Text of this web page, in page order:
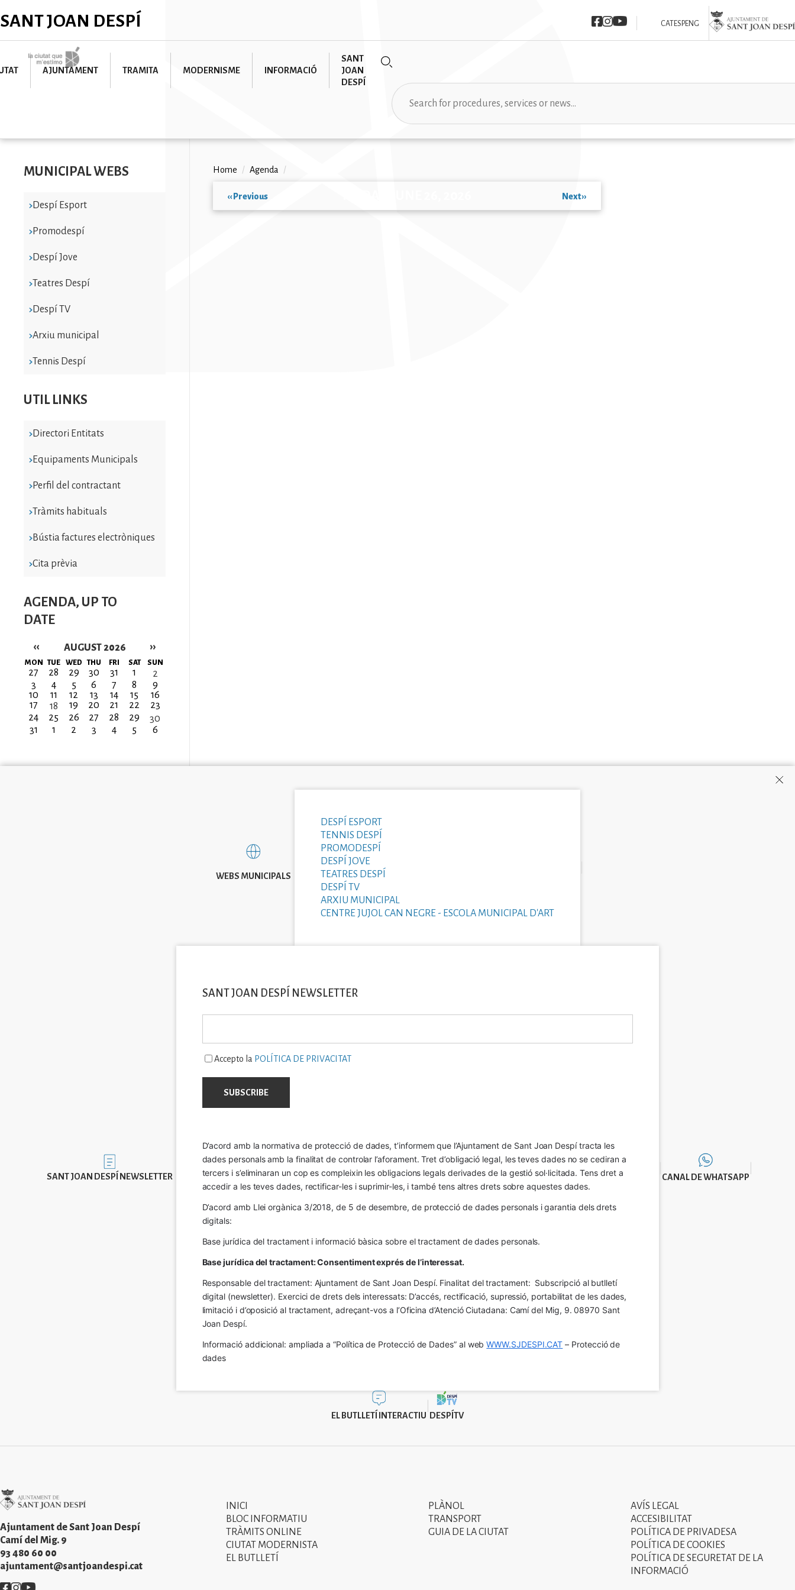
to
SANT JOAN DESPÍ Imatge
Imatge
Imatge CAT ESPENG
Imatge
Imatge
AJUNTAMENT TRAMITA MODERNISME INFORMACIÓ
SANT
JOAN
DESPÍ
Search
MUNICIPAL WEBS
Despí Esport
Promodespí
Despí Jove
Teatres Despí
Despí TV
Arxiu municipal
Tennis Despí
UTIL LINKS
Directori Entitats
Equipaments Municipals
Perfil del contractant
Tràmits habituals
Bústia factures electròniques
Cita prèvia
AGENDA, UP TO
DATE
AUGUST 2026
Pagination
‹‹ ››
MON TUE WED THU FRI SAT SUN
27 28 29 30 31 1
2
3
4 5 6 7 8
9
10
11 12 13 14 15
16
17
18 19 20 21 22
23
24
25 26 27 28 29
30
31
1 2 3 4 5 6
Breadcrumb
Home / Agenda /
Pagination
‹‹ Previous Next››
WEBS MUNICIPALS
DESPÍ ESPORT
TENNIS DESPÍ
PROMODESPÍ
DESPÍ JOVE
TEATRES DESPÍ
DESPÍ TV
ARXIU MUNICIPAL
CENTRE JUJOL CAN NEGRE - ESCOLA MUNICIPAL D'ART
Imatge
SANT JOAN DESPÍ NEWSLETTER
SANT JOAN DESPÍ NEWSLETTER
Accepto la POLÍTICA DE PRIVACITAT
D’acord amb la normativa de protecció de dades, t’informem que l’Ajuntament de Sant Joan Despí tracta les
dades personals amb la finalitat de controlar l’aforament. Tret d’obligació legal, les teves dades no se cediran a
tercers i s’eliminaran un cop es compleixin les obligacions legals derivades de la gestió sol·licitada. Tens dret a
accedir a les teves dades, rectificar-les i suprimir-les, i també tens altres drets sobre aquestes dades.
D’acord amb Llei orgànica 3/2018, de 5 de desembre, de protecció de dades personals i garantia dels drets
digitals:
Base jurídica del tractament i informació bàsica sobre el tractament de dades personals.
Base jurídica del tractament: Consentiment exprés de l’interessat.
Responsable del tractament: Ajuntament de Sant Joan Despí. Finalitat del tractament:  Subscripció al butlletí
digital (newsletter). Exercici de drets dels interessats: D’accés, rectificació, supressió, portabilitat de les dades,
limitació i d’oposició al tractament, adreçant-vos a l’Oficina d’Atenció Ciutadana: Camí del Mig, 9. 08970 Sant
Joan Despí.
Informació addicional: ampliada a “Política de Protecció de Dades” al web WWW.SJDESPI.CAT – Protecció de
dades
CANAL DE WHATSAPP
EL BUTLLETÍ INTERACTIU DESPÍTV
Imatge
Ajuntament de Sant Joan Despí
Camí del Mig. 9
93 480 60 00
ajuntament@santjoandespi.cat
Primer
menú
INICI
BLOC INFORMATIU
TRÀMITS ONLINE
CIUTAT MODERNISTA
EL BUTLLETÍ
Segon
menú
PLÀNOL
TRANSPORT
GUIA DE LA CIUTAT
Tercer
menú
peu
AVÍS LEGAL
ACCESIBILITAT
POLÍTICA DE PRIVADESA
POLÍTICA DE COOKIES
POLÍTICA DE SEGURETAT DE LA
INFORMACIÓ